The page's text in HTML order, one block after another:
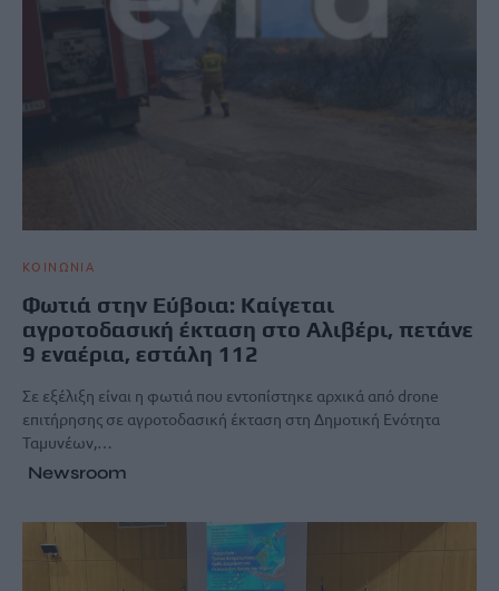
ΚΟΙΝΩΝΙΑ
Φωτιά στην Εύβοια: Καίγεται
αγροτοδασική έκταση στο Αλιβέρι, πετάνε
9 εναέρια, εστάλη 112
Σε εξέλιξη είναι η φωτιά που εντοπίστηκε αρχικά από drone
επιτήρησης σε αγροτοδασική έκταση στη Δημοτική Ενότητα
Ταμυνέων,…
Newsroom